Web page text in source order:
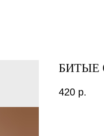
БИТЫЕ
420 р.